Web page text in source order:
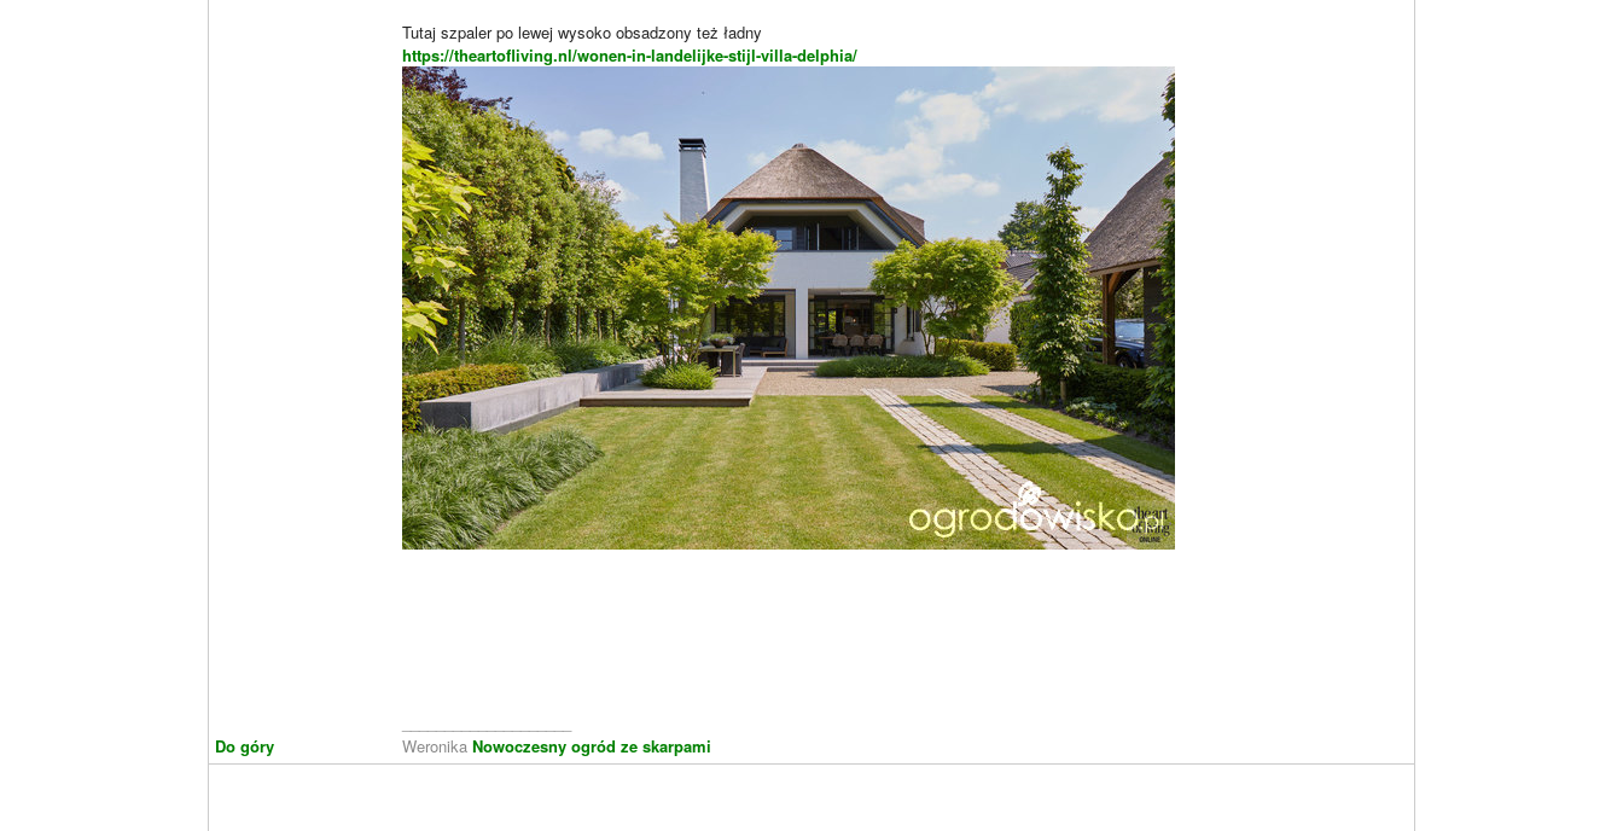
Do góry
Tutaj szpaler po lewej wysoko obsadzony też ładny
https://theartofliving.nl/wonen-in-landelijke-stijl-villa-delphia/
Weronika Nowoczesny ogród ze skarpami